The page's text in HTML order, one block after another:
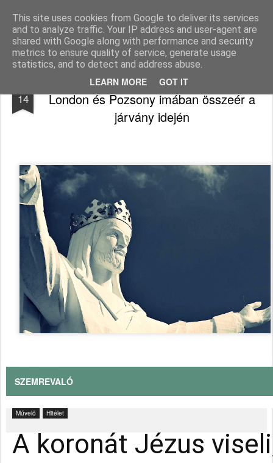
This site uses cookies from Google to deliver its services
and to analyze traffic. Your IP address and user-agent are
shared with Google along with performance and security
metrics to ensure quality of service, generate usage
statistics, and to detect and address abuse.
LEARN MORE GOT IT
Békefy Lajos
Pages
14
A koronát Jézus viseli, nem a Covid-19 -
London és Pozsony imában összeér a
járvány idején
SZEMREVALÓ
Művelő Hitélet
A koronát Jézus